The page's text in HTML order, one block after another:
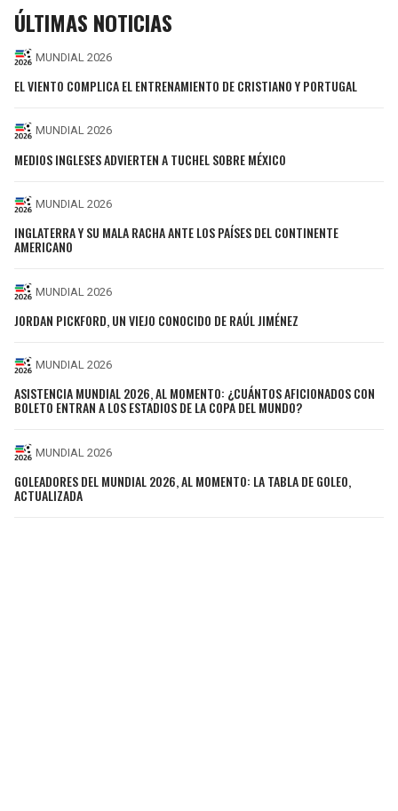
ÚLTIMAS NOTICIAS
MUNDIAL 2026
EL VIENTO COMPLICA EL ENTRENAMIENTO DE CRISTIANO Y PORTUGAL
MUNDIAL 2026
MEDIOS INGLESES ADVIERTEN A TUCHEL SOBRE MÉXICO
MUNDIAL 2026
INGLATERRA Y SU MALA RACHA ANTE LOS PAÍSES DEL CONTINENTE
AMERICANO
MUNDIAL 2026
JORDAN PICKFORD, UN VIEJO CONOCIDO DE RAÚL JIMÉNEZ
MUNDIAL 2026
ASISTENCIA MUNDIAL 2026, AL MOMENTO: ¿CUÁNTOS AFICIONADOS CON
BOLETO ENTRAN A LOS ESTADIOS DE LA COPA DEL MUNDO?
MUNDIAL 2026
GOLEADORES DEL MUNDIAL 2026, AL MOMENTO: LA TABLA DE GOLEO,
ACTUALIZADA